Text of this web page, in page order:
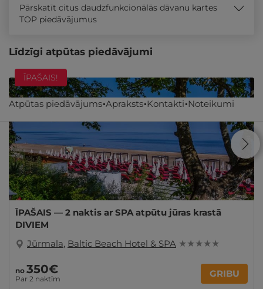
Atpūtas piedāvājums Apraksts Kontakti Noteikumi
Pārskatīt citus daudzfunkcionālās dāvanu kartes
TOP piedāvājumus
Līdzīgi atpūtas piedāvājumi
ĪPAŠAIS!
ĪPAŠAIS — 2 naktis ar SPA atpūtu jūras krastā
DIVIEM
Jūrmala, Baltic Beach Hotel & SPA ★ ★ ★ ★ ★
no 350€
Par 2 naktīm GRIBU